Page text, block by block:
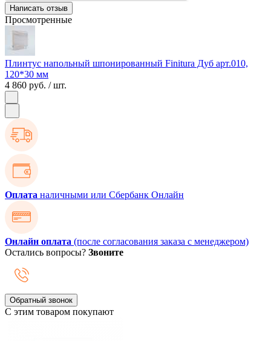
Написать отзыв
Просмотренные
Плинтус напольный шпонированный Finitura Дуб арт.010,
120*30 мм
4 860 руб. / шт.
Оплата наличными или Сбербанк Онлайн
Онлайн оплата (после согласования заказа с менеджером)
Остались вопросы? Звоните
Обратный звонок
С этим товаром покупают